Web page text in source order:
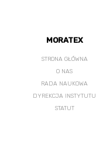
MORATEX
STRONA GŁÓWNA
O NAS
RADA NAUKOWA
DYREKCJA INSTYTUTU
STATUT